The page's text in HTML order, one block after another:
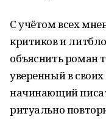
С учётом всех
критиков и
объяснить роман
уверенный в
начинающий
ритуально